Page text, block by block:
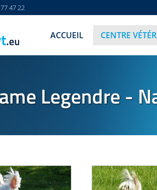
47 22
ACCUEIL CENTRE
Legendre -